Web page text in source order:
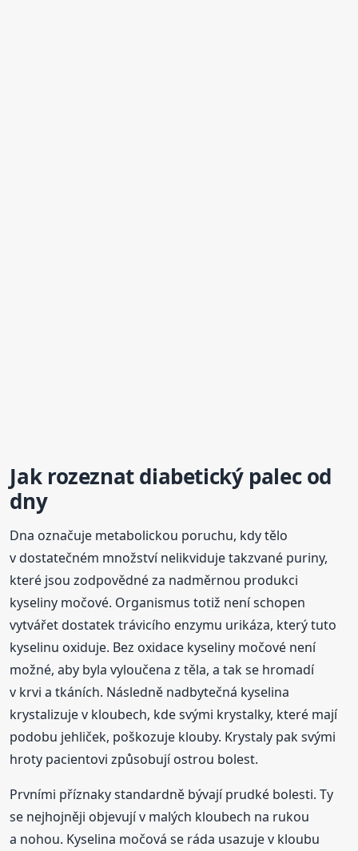
Jak rozeznat diabetický palec od
dny
Dna označuje metabolickou poruchu, kdy tělo
v dostatečném množství nelikviduje takzvané puriny,
které jsou zodpovědné za nadměrnou produkci
kyseliny močové. Organismus totiž není schopen
vytvářet dostatek trávicího enzymu urikáza, který tuto
kyselinu oxiduje. Bez oxidace kyseliny močové není
možné, aby byla vyloučena z těla, a tak se hromadí
v krvi a tkáních. Následně nadbytečná kyselina
krystalizuje v kloubech, kde svými krystalky, které mají
podobu jehliček, poškozuje klouby. Krystaly pak svými
hroty pacientovi způsobují ostrou bolest.
Prvními příznaky standardně bývají prudké bolesti. Ty
se nejhojněji objevují v malých kloubech na rukou
a nohou. Kyselina močová se ráda usazuje v kloubu